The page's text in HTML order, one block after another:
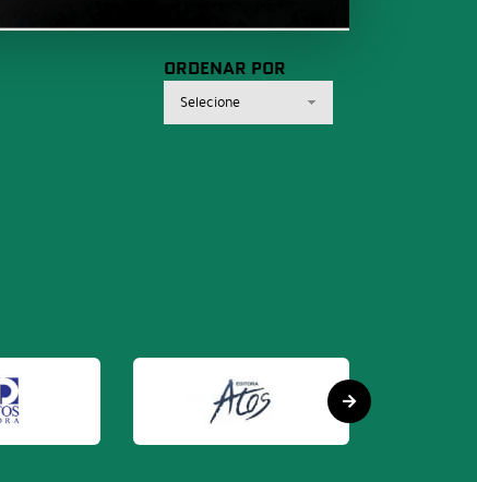
ORDENAR POR
Selecione